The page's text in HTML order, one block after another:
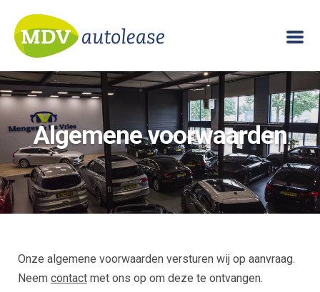
Algemene voorwaarden
Onze algemene voorwaarden versturen wij op aanvraag.
Neem contact met ons op om deze te ontvangen.